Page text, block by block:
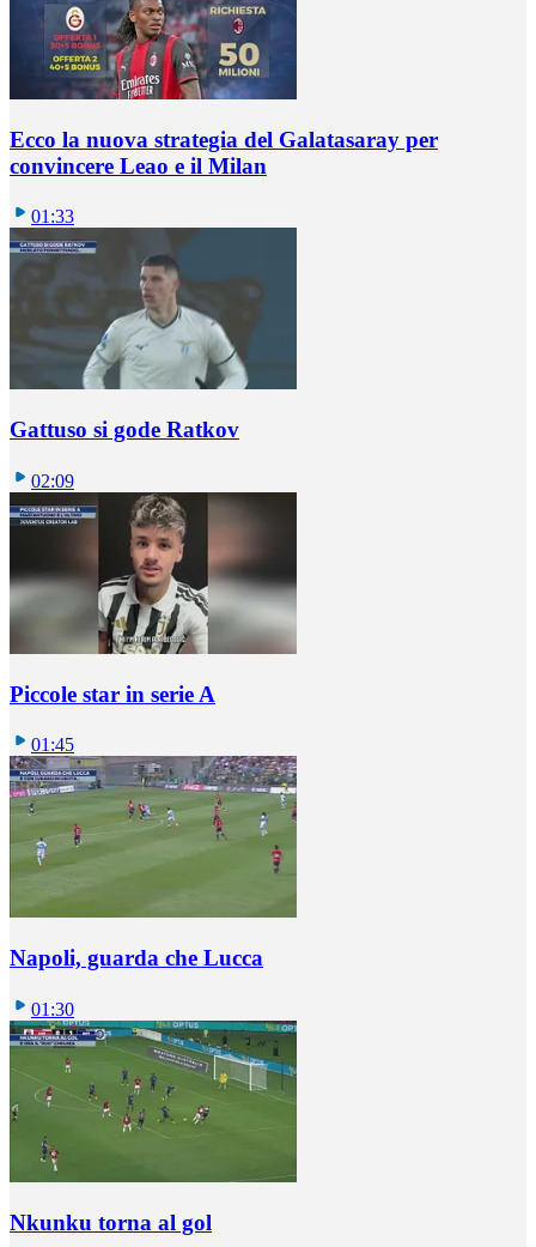
Ecco la nuova strategia del Galatasaray per
convincere Leao e il Milan
01:33
Gattuso si gode Ratkov
02:09
Piccole star in serie A
01:45
Napoli, guarda che Lucca
01:30
Nkunku torna al gol